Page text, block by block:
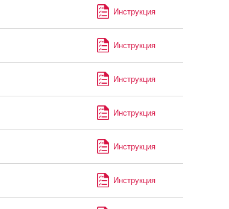
Инструкция
Инструкция
Инструкция
Инструкция
Инструкция
Инструкция